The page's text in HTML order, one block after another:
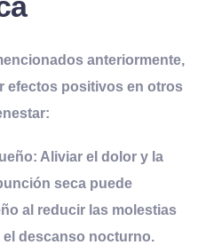
anteriormente,
efectos positivos en otros
Aliviar el dolor y la
seca puede
al reducir las molestias
descanso nocturno.